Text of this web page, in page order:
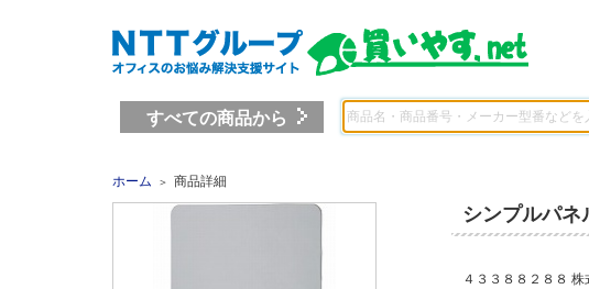
すべての商品から
ホーム ＞ 商品詳細
シンプルパ
４３３８８２８８